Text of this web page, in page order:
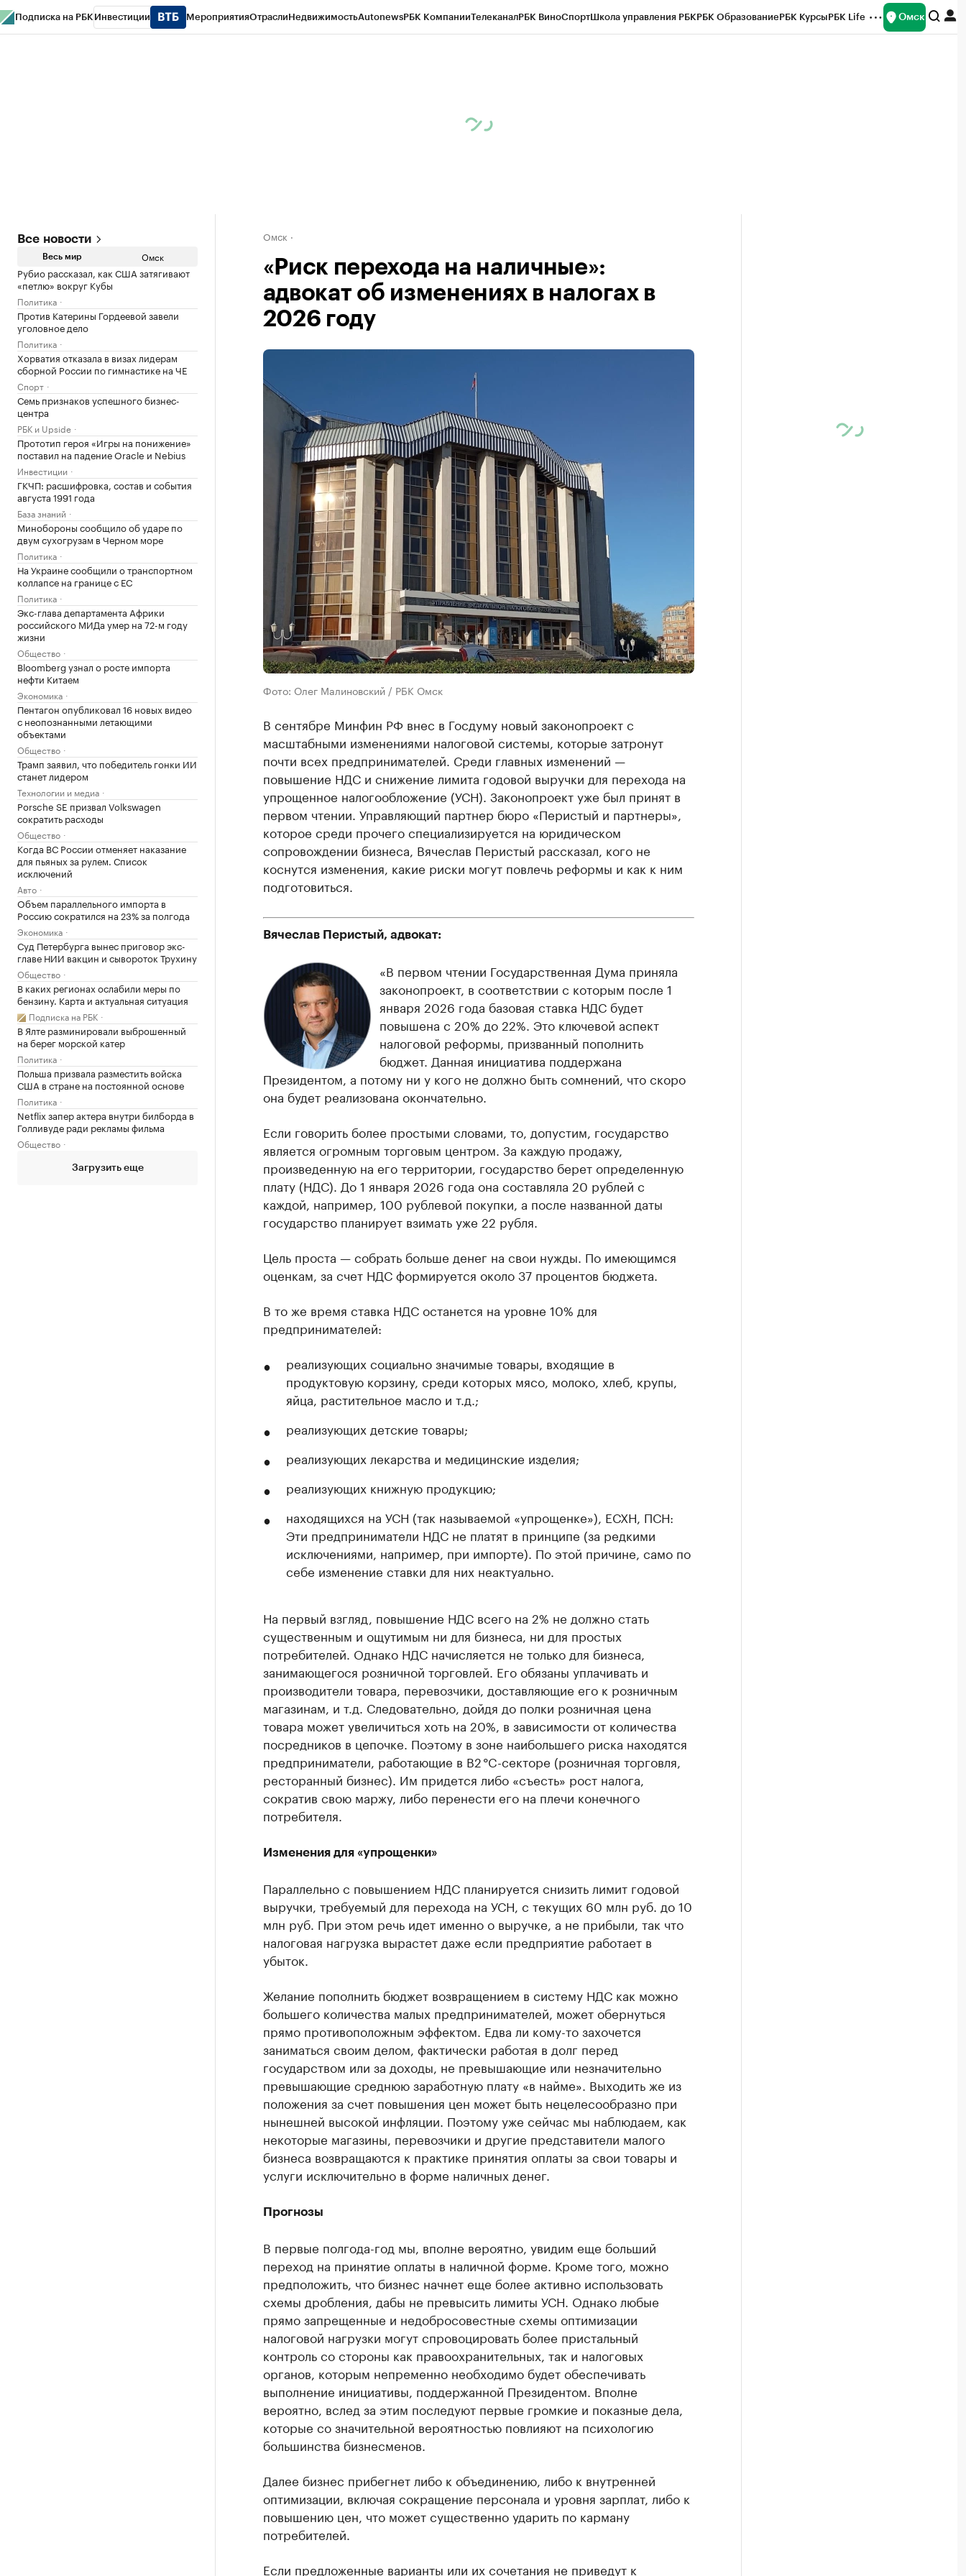
Подписка на РБК Инвестиции МероприятияОтраслиНедвижимостьAutonewsРБК КомпанииТелеканалРБК ВиноСпортШкола управления РБКРБК ОбразованиеРБК КурсыРБК Life Омск
Все новости
Весь мир Омск
Рубио рассказал, как США затягивают
«петлю» вокруг Кубы
Политика
Против Катерины Гордеевой завели
уголовное дело
Политика
Хорватия отказала в визах лидерам
сборной России по гимнастике на ЧЕ
Спорт
Семь признаков успешного бизнес-
центра
РБК и Upside
Прототип героя «Игры на понижение»
поставил на падение Oracle и Nebius
Инвестиции
ГКЧП: расшифровка, состав и события
августа 1991 года
База знаний
Минобороны сообщило об ударе по
двум сухогрузам в Черном море
Политика
На Украине сообщили о транспортном
коллапсе на границе с ЕС
Политика
Экс-глава департамента Африки
российского МИДа умер на 72-м году
жизни
Общество
Bloomberg узнал о росте импорта
нефти Китаем
Экономика
Пентагон опубликовал 16 новых видео
с неопознанными летающими
объектами
Общество
Трамп заявил, что победитель гонки ИИ
станет лидером
Технологии и медиа
Porsche SE призвал Volkswagen
сократить расходы
Общество
Когда ВС России отменяет наказание
для пьяных за рулем. Список
исключений
Авто
Объем параллельного импорта в
Россию сократился на 23% за полгода
Экономика
Суд Петербурга вынес приговор экс-
главе НИИ вакцин и сывороток Трухину
Общество
В каких регионах ослабили меры по
бензину. Карта и актуальная ситуация
Подписка на РБК
В Ялте разминировали выброшенный
на берег морской катер
Политика
Польша призвала разместить войска
США в стране на постоянной основе
Политика
Netflix запер актера внутри билборда в
Голливуде ради рекламы фильма
Общество
Загрузить еще
Омск
«Риск перехода на наличные»:
адвокат об изменениях в налогах в
2026 году
Фото: Олег Малиновский / РБК Омск
В сентябре Минфин РФ внес в Госдуму новый законопроект с
масштабными изменениями налоговой системы, которые затронут
почти всех предпринимателей. Среди главных изменений —
повышение НДС и снижение лимита годовой выручки для перехода на
упрощенное налогообложение (УСН). Законопроект уже был принят в
первом чтении. Управляющий партнер бюро «Перистый и партнеры»,
которое среди прочего специализируется на юридическом
сопровождении бизнеса, Вячеслав Перистый рассказал, кого не
коснутся изменения, какие риски могут повлечь реформы и как к ним
подготовиться.
Вячеслав Перистый, адвокат:
«В первом чтении Государственная Дума приняла
законопроект, в соответствии с которым после 1
января 2026 года базовая ставка НДС будет
повышена с 20% до 22%. Это ключевой аспект
налоговой реформы, призванный пополнить
бюджет. Данная инициатива поддержана
Президентом, а потому ни у кого не должно быть сомнений, что скоро
она будет реализована окончательно.
Если говорить более простыми словами, то, допустим, государство
является огромным торговым центром. За каждую продажу,
произведенную на его территории, государство берет определенную
плату (НДС). До 1 января 2026 года она составляла 20 рублей с
каждой, например, 100 рублевой покупки, а после названной даты
государство планирует взимать уже 22 рубля.
Цель проста — собрать больше денег на свои нужды. По имеющимся
оценкам, за счет НДС формируется около 37 процентов бюджета.
В то же время ставка НДС останется на уровне 10% для
предпринимателей:
реализующих социально значимые товары, входящие в
продуктовую корзину, среди которых мясо, молоко, хлеб, крупы,
яйца, растительное масло и т.д.;
реализующих детские товары;
реализующих лекарства и медицинские изделия;
реализующих книжную продукцию;
находящихся на УСН (так называемой «упрощенке»), ЕСХН, ПСН:
Эти предприниматели НДС не платят в принципе (за редкими
исключениями, например, при импорте). По этой причине, само по
себе изменение ставки для них неактуально.
На первый взгляд, повышение НДС всего на 2% не должно стать
существенным и ощутимым ни для бизнеса, ни для простых
потребителей. Однако НДС начисляется не только для бизнеса,
занимающегося розничной торговлей. Его обязаны уплачивать и
производители товара, перевозчики, доставляющие его к розничным
магазинам, и т.д. Следовательно, дойдя до полки розничная цена
товара может увеличиться хоть на 20%, в зависимости от количества
посредников в цепочке. Поэтому в зоне наибольшего риска находятся
предприниматели, работающие в B2 °C-секторе (розничная торговля,
ресторанный бизнес). Им придется либо «съесть» рост налога,
сократив свою маржу, либо перенести его на плечи конечного
потребителя.
Изменения для «упрощенки»
Параллельно с повышением НДС планируется снизить лимит годовой
выручки, требуемый для перехода на УСН, с текущих 60 млн руб. до 10
млн руб. При этом речь идет именно о выручке, а не прибыли, так что
налоговая нагрузка вырастет даже если предприятие работает в
убыток.
Желание пополнить бюджет возвращением в систему НДС как можно
большего количества малых предпринимателей, может обернуться
прямо противоположным эффектом. Едва ли кому-то захочется
заниматься своим делом, фактически работая в долг перед
государством или за доходы, не превышающие или незначительно
превышающие среднюю заработную плату «в найме». Выходить же из
положения за счет повышения цен может быть нецелесообразно при
нынешней высокой инфляции. Поэтому уже сейчас мы наблюдаем, как
некоторые магазины, перевозчики и другие представители малого
бизнеса возвращаются к практике принятия оплаты за свои товары и
услуги исключительно в форме наличных денег.
Прогнозы
В первые полгода-год мы, вполне вероятно, увидим еще больший
переход на принятие оплаты в наличной форме. Кроме того, можно
предположить, что бизнес начнет еще более активно использовать
схемы дробления, дабы не превысить лимиты УСН. Однако любые
прямо запрещенные и недобросовестные схемы оптимизации
налоговой нагрузки могут спровоцировать более пристальный
контроль со стороны как правоохранительных, так и налоговых
органов, которым непременно необходимо будет обеспечивать
выполнение инициативы, поддержанной Президентом. Вполне
вероятно, вслед за этим последуют первые громкие и показные дела,
которые со значительной вероятностью повлияют на психологию
большинства бизнесменов.
Далее бизнес прибегнет либо к объединению, либо к внутренней
оптимизации, включая сокращение персонала и уровня зарплат, либо к
повышению цен, что может существенно ударить по карману
потребителей.
Если предложенные варианты или их сочетания не приведут к